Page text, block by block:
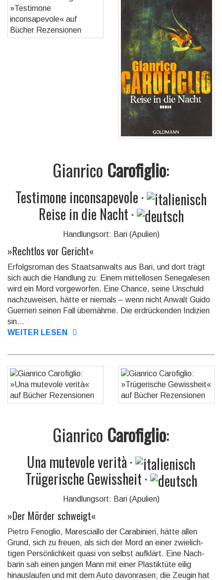
Gianrico Carofiglio:
Testimone inconsapevole·
Reise in die Nacht·
Handlungsort: Bari (Apulien)
»Rechtlos vor Gericht«
Erfolgsroman des Staatsanwalts aus Bari, und dort trägt
sich auch die Handlung zu: Einem mittellosen Se­negalesen
wird ein Mord vorgeworfen. Eine Chance, seine Unschuld
nachzuweisen, hätte er nie­mals – wenn nicht Anwalt Guido
Guerrieri seinen Fall übernähme. Die erdrückenden Indizien
sin...
WEITER LESEN
Gianrico Carofiglio:
Una mutevole verità·
Trügerische Gewissheit·
Handlungsort: Bari (Apulien)
»Der Mörder schweigt«
Pietro Fenoglio, Maresciallo der Carabinieri, hätte allen
Grund, sich zu freuen, als sich der Mord an einer zwie­lich­
tigen Persön­lich­keit quasi von selbst aufklärt. Eine Nach­
barin sah einen jungen Mann mit einer Plastik­tüte eilig
hinaus­laufen und mit dem Auto davon­rasen; die Zeugin hat